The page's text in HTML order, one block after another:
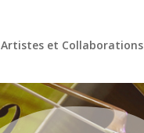
Artistes et Collaborations